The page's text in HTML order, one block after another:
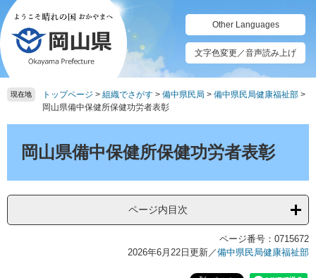
ペ
ー
ジ
の
先
頭
メ
ニ
ュ
ー
を
飛
て
Other Languages
文字色変更／音声読み上げ
現在地 トップページ > 組織でさがす > 備中県民局 > 備中県民局健康福祉部 >
岡山県備中保健所保健功労者表彰
岡山県備中保健所保健功労者表彰
ページ内目次
ページ番号：0715672
2026年6月22日更新／備中県民局健康福祉部